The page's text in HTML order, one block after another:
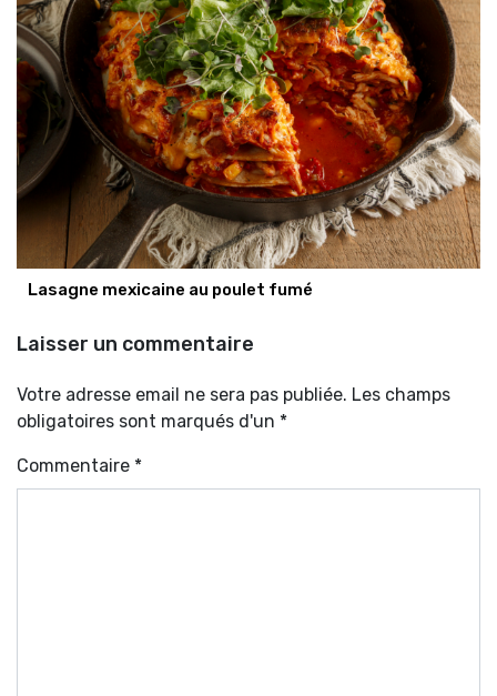
Lasagne mexicaine au poulet fumé
Laisser un commentaire
Votre adresse email ne sera pas publiée. Les champs
obligatoires sont marqués d'un *
Commentaire *